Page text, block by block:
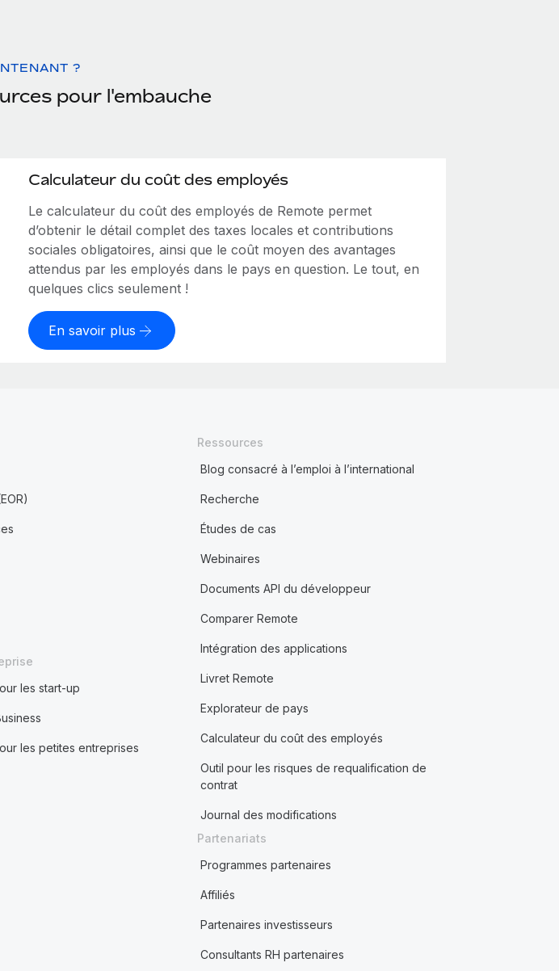
?
pour l'embauche
Calculateur du coût des employés
Le calculateur du coût des employés de Remote permet
d’obtenir le détail complet des taxes locales et contributions
sociales obligatoires, ainsi que le coût moyen des avantages
attendus par les employés dans le pays en question. Le tout, en
quelques clics seulement !
En savoir plus
les start-up
les petites entreprises
Ressources
Blog consacré à l’emploi à l’international
Recherche
Études de cas
Webinaires
Documents API du développeur
Comparer Remote
Intégration des applications
Livret Remote
Explorateur de pays
Calculateur du coût des employés
Outil pour les risques de requalification de
contrat
Journal des modifications
Partenariats
Programmes partenaires
Affiliés
Partenaires investisseurs
Consultants RH partenaires